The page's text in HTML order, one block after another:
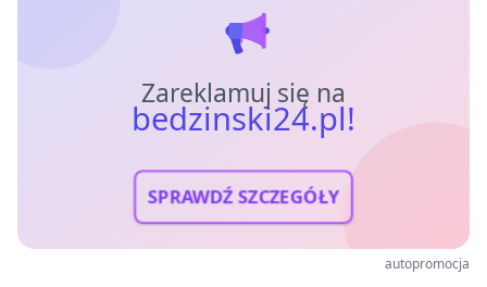
Zareklamuj się na
bedzinski24.pl!
SPRAWDŹ SZCZEGÓŁY
autopromocja